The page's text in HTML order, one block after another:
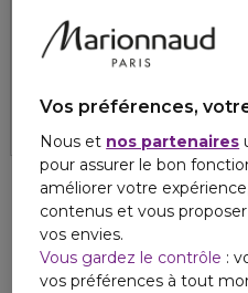
CLINIQUE
CLINIQUE SUN
38,90 € 4.8 5
Vos préférences,
Nous et nos partenaires
pour assurer le bon
améliorer votre
contenus et vous
vos envies.
Vous gardez le contrôle :
vos préférences à tout